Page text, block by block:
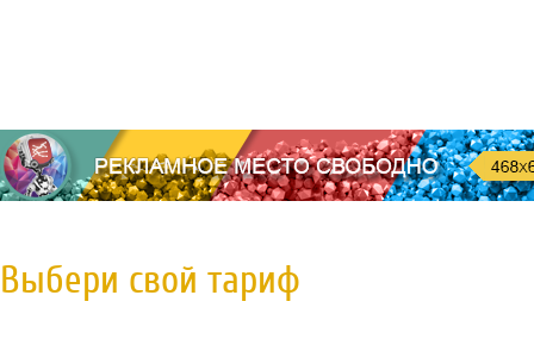
Выбери свой тариф